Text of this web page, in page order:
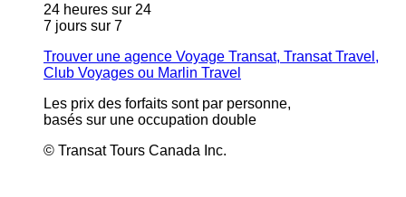
24 heures sur 24
7 jours sur 7
Trouver une agence Voyage Transat, Transat Travel,
Club Voyages ou Marlin Travel
Les prix des forfaits sont par personne,
basés sur une occupation double
© Transat Tours Canada Inc.